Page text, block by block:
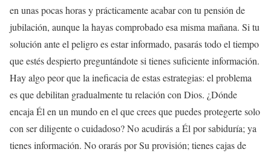
en unas pocas horas y prácticamente acabar con tu pensión de
jubilación, aunque la hayas comprobado esa misma mañana. Si tu
solución ante el peligro es estar informado, pasarás todo el tiempo
que estés despierto preguntándote si tienes suficiente información.
Hay algo peor que la ineficacia de estas estrategias: el problema
es que debilitan gradualmente tu relación con Dios. ¿Dónde
encaja Él en un mundo en el que crees que puedes protegerte solo
con ser diligente o cuidadoso? No acudirás a Él por sabiduría; ya
tienes información. No orarás por Su provisión; tienes cajas de